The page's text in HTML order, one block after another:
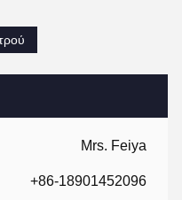
Mrs. Feiya
+86-18901452096